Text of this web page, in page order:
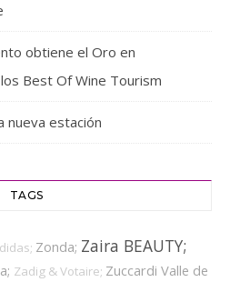
obtiene el Oro en
Best Of Wine Tourism
nueva estación
TAGS
Zonda; Zaira BEAUTY;
Zadig & Votaire; Zuccardi Valle de